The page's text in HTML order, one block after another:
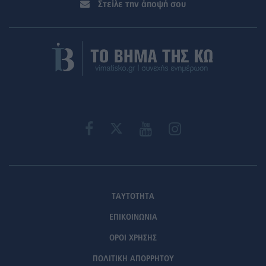
Στείλε την άποψή σου
ΤΑΥΤΟΤΗΤΑ
ΕΠΙΚΟΙΝΩΝΙΑ
ΟΡΟΙ ΧΡΗΣΗΣ
ΠΟΛΙΤΙΚΗ ΑΠΟΡΡΗΤΟΥ